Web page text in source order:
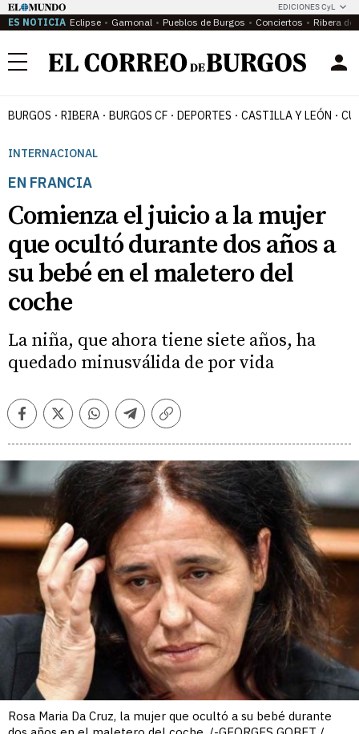
EDICIONES CyL
ES NOTICIA Eclipse Gamonal Pueblos de Burgos Conciertos Ribera del
Menú
BURGOS RIBERA BURGOS CF DEPORTES CASTILLA Y LEÓN
INTERNACIONAL
EN FRANCIA
Comienza el juicio a la mujer
que ocultó durante dos años a
su bebé en el maletero del
coche
La niña, que ahora tiene siete años, ha
quedado minusválida de por vida
FacebookTwitterWhatsappTelegramCopiar
Rosa Maria Da Cruz, la mujer que ocultó a su bebé durante